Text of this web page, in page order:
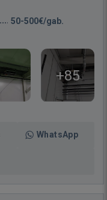
50-500€/gab.
+85
WhatsApp